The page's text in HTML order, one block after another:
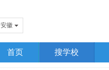
安徽
首页 搜学校